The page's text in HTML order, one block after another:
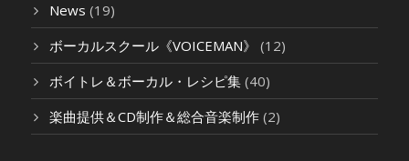
News (19)
ボーカルスクール《VOICEMAN》 (12)
ボイトレ＆ボーカル・レシピ集 (40)
楽曲提供＆CD制作＆総合音楽制作 (2)